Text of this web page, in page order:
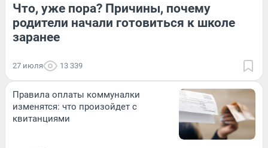
Что, уже пора? Причины, почему
родители начали готовиться к школе
заранее
27 июля 13 339
Правила оплаты коммуналки
изменятся: что произойдет с
квитанциями